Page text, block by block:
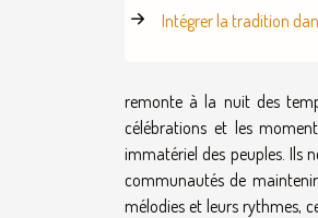
Intégrer la tradition
remonte à la nuit des
célébrations et les
immatériel des peuples. Ils
communautés de
mélodies et leurs rythmes,